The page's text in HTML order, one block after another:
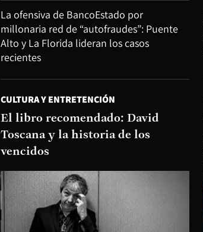
La ofensiva de BancoEstado por
millonaria red de “autofraudes”: Puente
Alto y La Florida lideran los casos
recientes
CULTURA Y ENTRETENCIÓN
El libro recomendado: David
Toscana y la historia de los
vencidos